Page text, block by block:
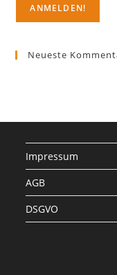
Neueste
Impressum
AGB
DSGVO